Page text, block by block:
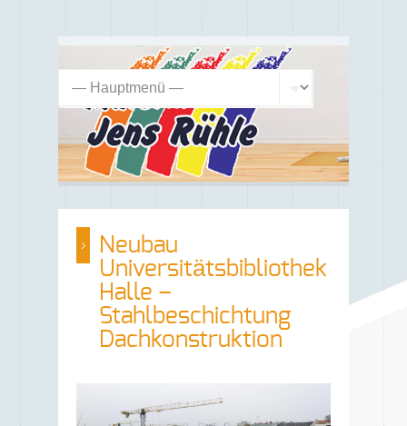
Neubau
Universitätsbibliothek
Halle –
Stahlbeschichtung
Dachkonstruktion